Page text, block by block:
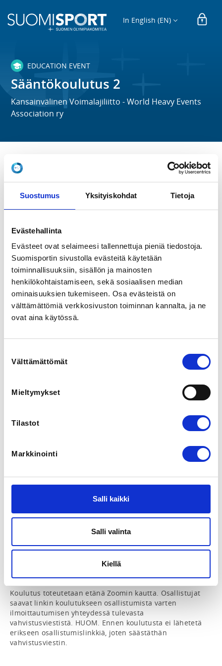
Suostumus Yksityiskohdat Tietoja
Evästehallinta
Evästeet ovat selaimeesi tallennettuja pieniä tiedostoja.
Suomisportin sivustolla evästeitä käytetään
toiminnallisuuksiin, sisällön ja mainosten
henkilökohtaistamiseen, sekä sosiaalisen median
ominaisuuksien tukemiseen. Osa evästeistä on
välttämättömiä verkkosivuston toiminnan kannalta, ja ne
ovat aina käytössä.
valinta
Välttämättömät
Mieltymykset
Tilastot
Markkinointi
Salli kaikki
Salli valinta
Kiellä
In English (EN)
EDUCATION EVENT
Sääntökoulutus 2
Kansainvälinen Voimalajiliitto - World Heavy Events
Association ry
TIME
Mo 4.5.2026 at 18:00 - 20:00
LOCATION
LOCALITY
Hämeenlinna
SPORTS
Pole Sports and Arts, Tankotanssi
PRICES
Jäsenhintaan oikeuttaa mikä tahansa voimassaoleva
info@tankotanssi.fi
Sääntökoulutus 2 on tarkoitettu jatkokoulutukseksi
Sääntökoulutus 1:n käyneille, tai jo sääntöjä tuntevalle
kilpailijalle/valmentajalle. Koulutuksessa syvennytään
etenkin taiteellisten pisteiden arviointikriteereihin ja
Lisäksi koulutuksessa käydään läpi perusasiat Pole Art-
sääntöjen näkökulmasta, sekä tärkeimmät erot Pole
Sportiin verrattuna. Koulutuksen pitävät Suomen
Tankotanssiliiton ja kansainväliset lajiliiton (POSA)
Koulutus toteutetaan etänä Zoomin kautta. Osallistujat
saavat linkin koulutukseen osallistumista varten
ilmoittautumisen yhteydessä tulevasta
vahvistusviestistä. HUOM. Ennen koulutusta ei lähetetä
erikseen osallistumislinkkiä, joten säästäthän
vahvistusviestin.